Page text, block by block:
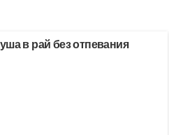
в рай без отпевания